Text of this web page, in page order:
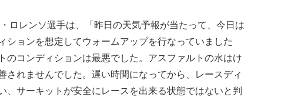
レンソ選手は、「昨日の天気予報が当たって、今日は
ションを想定してウォームアップを行なっていました
のコンディションは最悪でした。アスファルトの水はけ
されませんでした。遅い時間になってから、レースディ
、サーキットが安全にレースを出来る状態ではないと判